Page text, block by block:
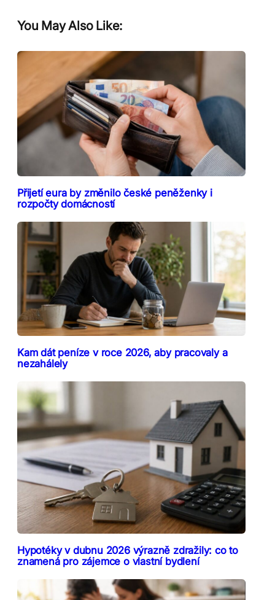
You May Also Like:
Přijetí eura by změnilo české peněženky i
rozpočty domácností
Kam dát peníze v roce 2026, aby pracovaly a
nezahálely
Hypotéky v dubnu 2026 výrazně zdražily: co to
znamená pro zájemce o vlastní bydlení